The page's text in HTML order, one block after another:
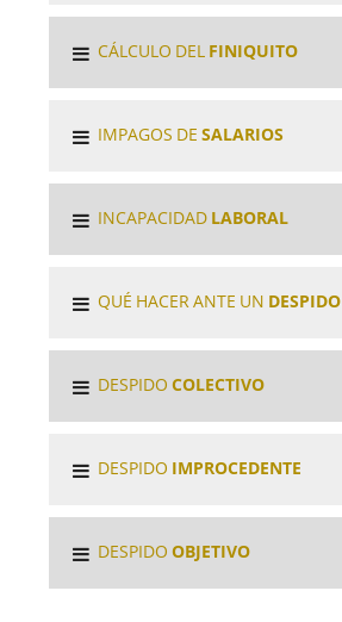
CÁLCULO DEL FINIQUITO
IMPAGOS DESALARIOS
INCAPACIDAD LABORAL
QUÉ HACER ANTE UN DESPIDO
DESPIDOCOLECTIVO
DESPIDO IMPROCEDENTE
DESPIDOOBJETIVO